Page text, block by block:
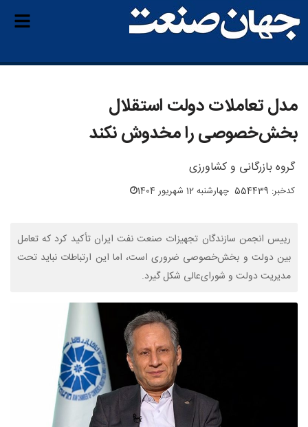
مدل تعاملات دولت استقلال
بخش‌خصوصی را مخدوش نکند
گروه بازرگانی و کشاورزی
کدخبر: 554439 چهارشنبه 12 شهریور 1404
رییس انجمن سازندگان تجهیزات صنعت نفت ایران تأکید کرد که تعامل
بین دولت و بخش‌خصوصی ضروری است، اما این ارتباطات نباید تحت
مدیریت دولت و شورای‌عالی شکل گیرد.